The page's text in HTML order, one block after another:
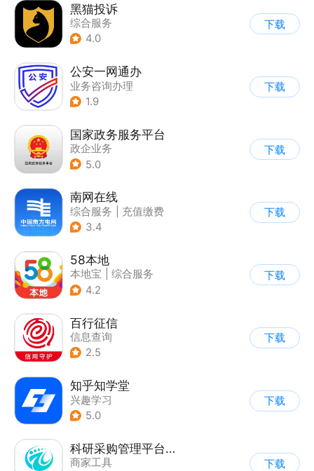
黑猫投诉
综合服务
4.0
下载
公安一网通办
业务咨询办理
| 政企业务
1.9
下载
国家政务服务平台
政企业务
5.0
下载
南网在线
综合服务
充值缴费
3.4
下载
58本地
本地宝
综合服务
4.2
下载
百行征信
信息查询
| 业务咨询办理
2.5
下载
知乎知学堂
兴趣学习
5.0
下载
科研采购管理平台采购端
商家工具
下载